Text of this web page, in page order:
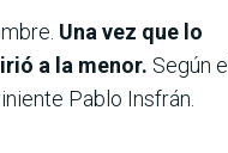
Una vez que lo
a la menor. Según el
Pablo Insfrán.